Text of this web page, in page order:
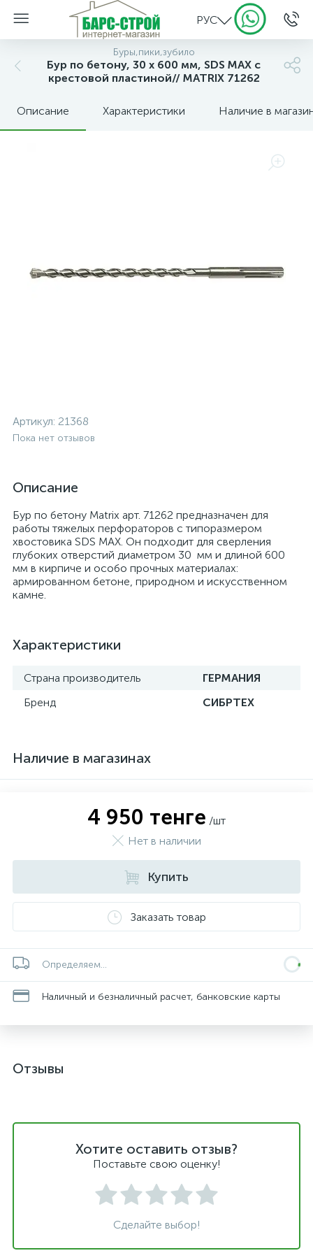
РУС
Буры,пики,зубило
Бур по бетону, 30 х 600 мм, SDS MAX c
крестовой пластиной// MATRIX 71262
Описание Характеристики Наличие в
Артикул: 21368
Пока нет отзывов
Описание
Бур по бетону Matrix арт. 71262 предназначен для
работы тяжелых перфораторов с типоразмером
хвостовика SDS MAX. Он подходит для сверления
глубоких отверстий диаметром 30 мм и длиной 600
мм в кирпиче и особо прочных материалах:
армированном бетоне, природном и искусственном
камне.
Характеристики
Страна производитель
ГЕРМАНИЯ
Бренд
СИБРТЕХ
Наличие в магазинах
4 950 тенге /шт
Нет в наличии
Купить
Заказать товар
Определяем...
Наличный и безналичный расчет, банковские карты
Отзывы
Хотите оставить отзыв?
Поставьте свою оценку!
Сделайте выбор!